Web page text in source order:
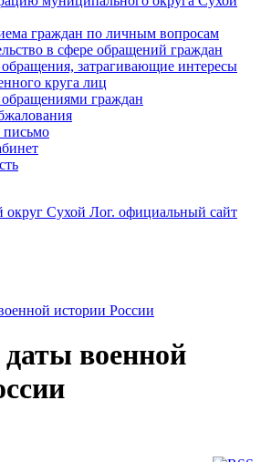
граждан по личным вопросам
в сфере обращений граждан
затрагивающие интересы
круга лиц
граждан
письмо
Сухой Лог. официальный сайт
истории России
военной